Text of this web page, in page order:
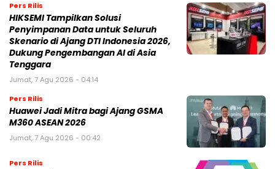
Pers Rilis
HIKSEMI Tampilkan Solusi
Penyimpanan Data untuk Seluruh
Skenario di Ajang DTI Indonesia 2026,
Dukung Pengembangan AI di Asia
Tenggara
Jumat, 7 Agu 2026 - 04:14
Pers Rilis
Huawei Jadi Mitra bagi Ajang GSMA
M360 ASEAN 2026
Jumat, 7 Agu 2026 - 00:42
Pers Rilis